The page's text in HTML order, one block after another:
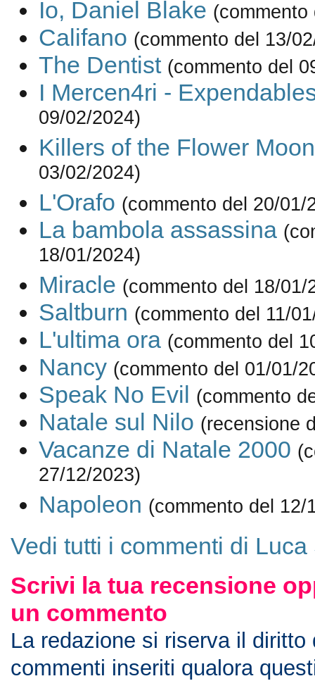
Io, Daniel Blake (commento
Califano (commento del 13/
The Dentist (commento del
I Mercen4ri -
09/02/2024)
Killers of the Flower Moon
03/02/2024)
L'Orafo (commento del 20/01/
La bambola assassina
18/01/2024)
Miracle (commento del 18/01/
Saltburn (commento del 11/
L'ultima ora (commento del
Nancy (commento del 01/01/
Speak No Evil (commento
Natale sul Nilo (recensione
Vacanze di Natale 2000
27/12/2023)
Napoleon (commento del 12/
Vedi tutti i commenti di
Scrivi la tua recensione
un commento
La redazione si riserva il diritto
commenti inseriti qualora